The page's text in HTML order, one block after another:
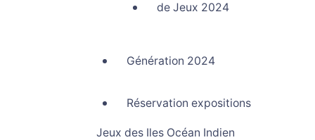
de Jeux 2024
Génération 2024
Réservation expositions
Jeux des Iles Océan Indien